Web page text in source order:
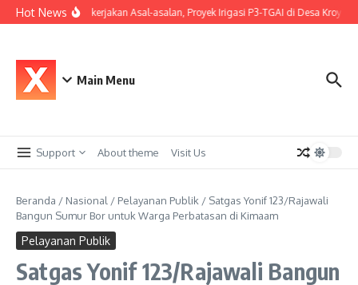
Lewati ke konten
Hot NewsDiduga Dikerjakan Asal-asalan, Proyek Irigasi P3-TGAI di Desa Kroya
Main Menu
Support About theme Visit Us
Beranda / Nasional / Pelayanan Publik / Satgas Yonif 123/Rajawali
Bangun Sumur Bor untuk Warga Perbatasan di Kimaam
Pelayanan Publik
Satgas Yonif 123/Rajawali Bangun